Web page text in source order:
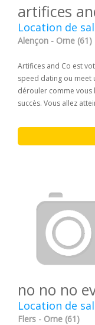
artifices
Location de
Alençon - Orne (61)
Artifices and Co est
speed dating ou meet
dérouler comme vous
succès. Vous allez
no no no
Location de
Flers - Orne (61)